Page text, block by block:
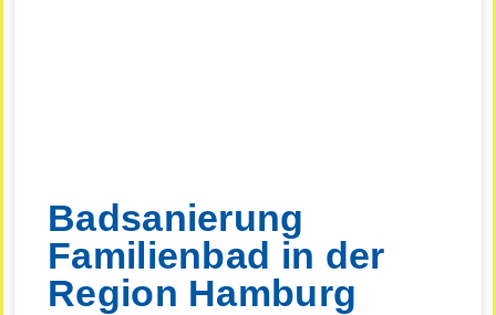
Badsanierung
Familienbad in der
Region Hamburg